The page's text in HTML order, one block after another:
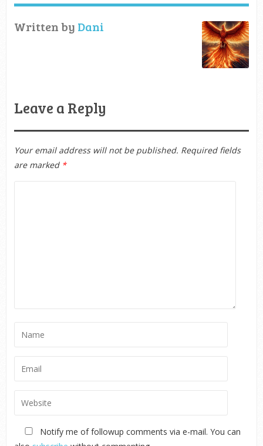
Written by Dani
Leave a Reply
Your email address will not be published. Required fields
are marked *
Notify me of followup comments via e-mail. You can